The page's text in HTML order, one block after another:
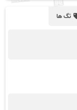
تگ ها